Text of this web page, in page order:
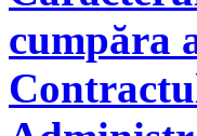
cumpăra